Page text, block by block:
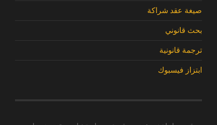
صيغة عقد شراكة
بحث قانوني
ترجمة قانونية
ابتزاز فيسبوك